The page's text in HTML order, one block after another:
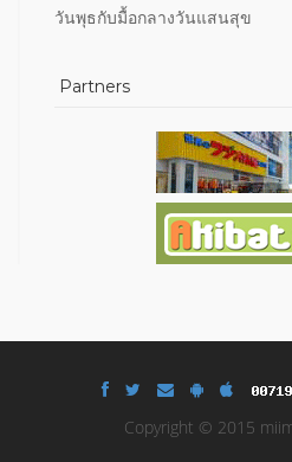
วันพุธกับมื้อกลางวันแสนสุข
Partners
Copyright © 2015